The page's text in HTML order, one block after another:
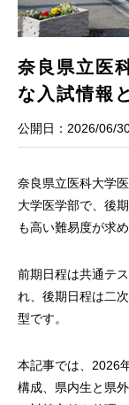
奈良県立医
な入試情報
2026/06/
奈良県立医科大学
大学医学部で、後
も高い難易度が求め
前期日程は共通テ
れ、後期日程は二
型です。
本記事では、2026
構成、県内生と県